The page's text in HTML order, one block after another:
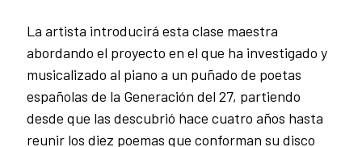
La artista introducirá esta clase maestra
abordando el proyecto en el que ha investigado y
musicalizado al piano a un puñado de poetas
españolas de la Generación del 27, partiendo
desde que las descubrió hace cuatro años hasta
reunir los diez poemas que conforman su disco